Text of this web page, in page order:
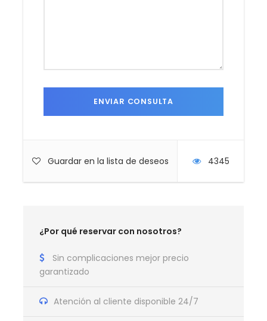
Guardar en la lista de deseos 4345
¿Por qué reservar con nosotros?
Sin complicaciones mejor precio
garantizado
Atención al cliente disponible 24/7